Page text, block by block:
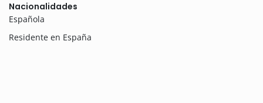
Nacionalidades
Española
Residente en España